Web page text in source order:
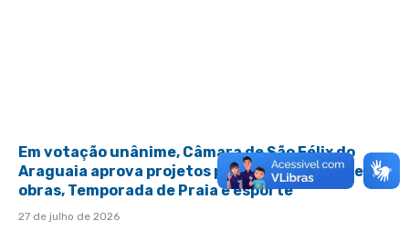
Em votação unânime, Câmara de São Félix do
Araguaia aprova projetos para aporte financeiro,
obras, Temporada de Praia e esporte
27 de julho de 2026